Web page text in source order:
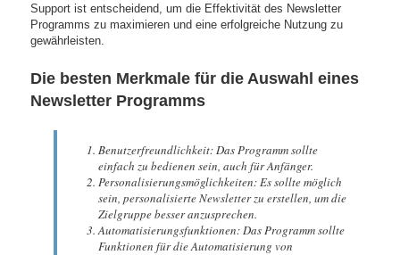
Support ist entscheidend, um die Effektivität des Newsletter
Programms zu maximieren und eine erfolgreiche Nutzung zu
gewährleisten.
Die besten Merkmale für die Auswahl eines
Newsletter Programms
Benutzerfreundlichkeit: Das Programm sollte
einfach zu bedienen sein, auch für Anfänger.
Personalisierungsmöglichkeiten: Es sollte möglich
sein, personalisierte Newsletter zu erstellen, um die
Zielgruppe besser anzusprechen.
Automatisierungsfunktionen: Das Programm sollte
Funktionen für die Automatisierung von